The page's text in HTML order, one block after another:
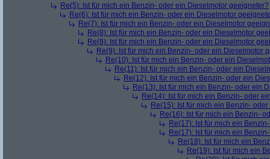
Re(5): Ist für mich ein Benzin- oder ein Dieselmotor geeigneter?
Re(6): Ist für mich ein Benzin- oder ein Dieselmotor
Re(7): Ist für mich ein Benzin- oder ein Dieselmotor
Re(8): Ist für mich ein Benzin- oder ein Dieselmotor
Re(8): Ist für mich ein Benzin- oder ein Dieselmotor
Re(9): Ist für mich ein Benzin- oder ein Dieselmotor
Re(10): Ist für mich ein Benzin- oder ein
Re(11): Ist für mich ein Benzin- oder ein
Re(12): Ist für mich ein Benzin- oder ein
Re(13): Ist für mich ein Benzin- oder ein
Re(14): Ist für mich ein Benzin- oder
Re(15): Ist für mich ein Benzin-
Re(16): Ist für mich ein Benzin-
Re(17): Ist für mich ein
Re(17): Ist für mich ein
Re(18): Ist für mich ein
Re(19): Ist für mich ein